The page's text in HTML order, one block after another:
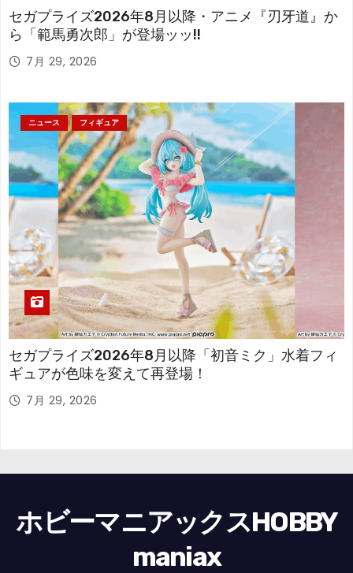
セガプライズ2026年8月以降・アニメ『刃牙道』か
ら「範馬勇次郎」が登場ッッ!!
7月 29, 2026
ニュース フィギュア
セガプライズ2026年8月以降「初音ミク」水着フィ
ギュアが色味を変えて再登場！
7月 29, 2026
ホビーマニアックスHOBBY
maniax